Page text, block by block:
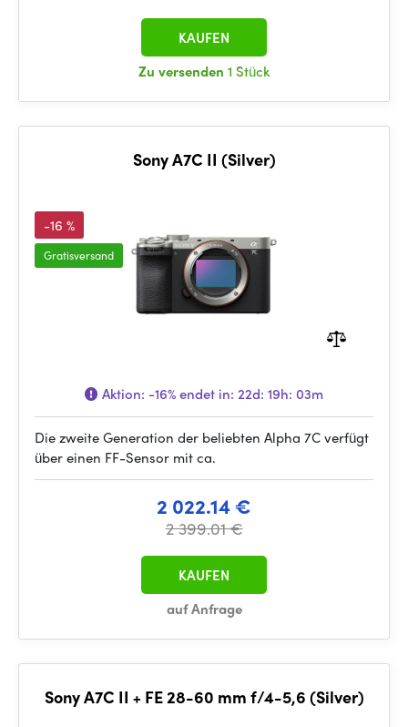
Zu versenden 1 Stück
KAUFEN
Sony A7C II (Silver)
-16 %
Gratisversand
Aktion: -16%endet in: 22d: 19h: 03m
Die zweite Generation der beliebten Alpha 7C verfügt
über einen FF-Sensor mit ca.
2 022.14 €
2 399.01 €
auf Anfrage
KAUFEN
Sony A7C II + FE 28-60 mm f/4-5,6 (Silver)